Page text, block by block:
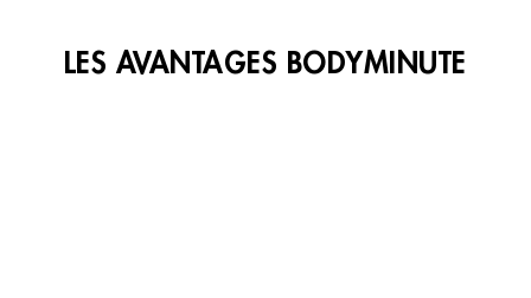
LES AVANTAGES BODYMINUTE